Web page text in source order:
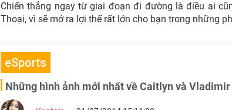
Chiến thắng ngay từ giai đoạn đi đường là điều ai
Thoại, vì sẽ mở ra lợi thế rất lớn cho bạn trong những
eSports
Những hình ảnh mới nhất về Caitlyn và Vladimir